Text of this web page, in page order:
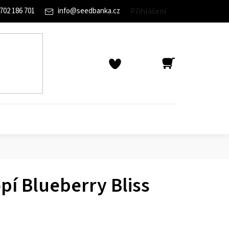
Přihlášení
info@seedbanka.cz
702 186 701
KOŠÍK
Blueberry Bliss